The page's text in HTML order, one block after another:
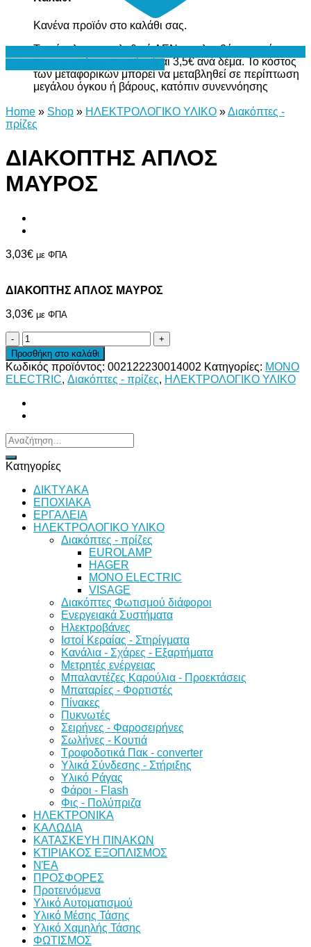
Κανένα προϊόν στο καλάθι σας.
Το σύνολο του καλαθιού ΔΕΝ περιλαμβάνει το κόστος
μεταφορικών, το οποίο είναι 3,5€ ανά δέμα. Το κόστος
των μεταφορικών μπορεί να μεταβληθεί σε περίπτωση
μεγάλου όγκου ή βάρους, κατόπιν συνεννόησης
Home » Shop » ΗΛΕΚΤΡΟΛΟΓΙΚΟ ΥΛΙΚΟ »Διακόπτες -
πρίζες
ΔΙΑΚΟΠΤΗΣ ΑΠΛΟΣ
ΜΑΥΡΟΣ
3,03€ με ΦΠΑ
ΔΙΑΚΟΠΤΗΣ ΑΠΛΟΣ ΜΑΥΡΟΣ
3,03€ με ΦΠΑ
ΔΙΑΚΟΠΤΗΣ
ΑΠΛΟΣ
ΜΑΥΡΟΣ
ποσότητα
Προσθήκη στο καλάθι
Κωδικός προϊόντος: 002122230014002 Κατηγορίες: MONO
ELECTRIC, Διακόπτες - πρίζες, ΗΛΕΚΤΡΟΛΟΓΙΚΟ ΥΛΙΚΟ
Αναζήτηση
για:
Κατηγορίες
ΔΙKTΥAKA
ΕΠΟΧΙΑΚΑ
ΕΡΓΑΛΕΙΑ
ΗΛΕΚΤΡΟΛΟΓΙΚΟ ΥΛΙΚΟ
Διακόπτες - πρίζες
EUROLAMP
HAGER
MONO ELECTRIC
VISAGE
Διακόπτες Φωτισμού διάφοροι
Ενεργειακά Συστήματα
Ηλεκτροβάνες
Ιστοί Κεραίας - Στηρίγματα
Κανάλια - Σχάρες - Εξαρτήματα
Μετρητές ενέργειας
Μπαλαντέζες Καρούλια - Προεκτάσεις
Μπαταρίες - Φορτιστές
Πίνακες
Πυκνωτές
Σειρήνες - Φαροσειρήνες
Σωλήνες - Κουτιά
Τροφοδοτικά Πακ - converter
Υλικά Σύνδεσης - Στήριξης
Υλικό Ράγας
Φάροι - Flash
Φις - Πολύπριζα
ΗΛΕΚΤΡΟΝΙΚΑ
ΚΑΛΩΔΙΑ
ΚΑΤΑΣΚΕΥΗ ΠΙΝΑΚΩΝ
ΚΤΙΡΙΑΚΟΣ ΕΞΟΠΛΙΣΜΟΣ
ΝΈΑ
ΠΡΟΣΦΟΡΕΣ
Προτεινόμενα
Υλικό Αυτοματισμού
Υλικό Μέσης Τάσης
Υλικό Χαμηλής Τάσης
ΦΩΤΙΣΜΟΣ